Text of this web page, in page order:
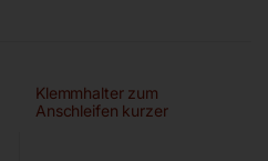
Klemmhalter zum
Anschleifen kurzer